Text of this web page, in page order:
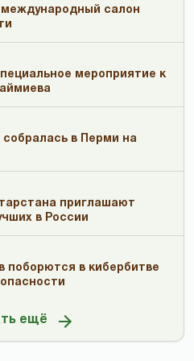
международный салон
мероприятие к
в Перми на
приглашают
в России
поборются в кибербитве
ещё